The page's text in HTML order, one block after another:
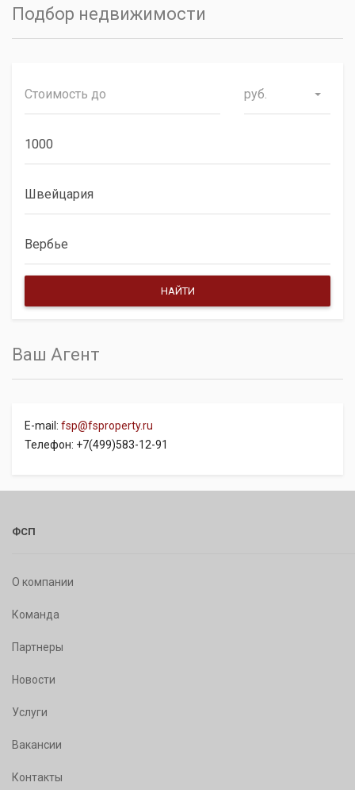
Подбор недвижимости
руб.
Ваш Агент
E-mail: fsp@fsproperty.ru
Телефон: +7(499)583-12-91
ФСП
О компании
Команда
Партнеры
Новости
Услуги
Вакансии
Контакты